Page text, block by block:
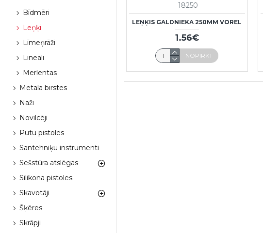
Bīdmēri
Leņķi
Līmeņrāži
Lineāli
Mērlentas
Metāla birstes
Naži
Novilcēji
Putu pistoles
Santehniķu instrumenti
Sešstūra atslēgas
Silikona pistoles
Skavotāji
Šķēres
Skrāpji
18250
LEŅĶIS GALDNIEKA 250MM VOREL
1.56€
NOPIRKT